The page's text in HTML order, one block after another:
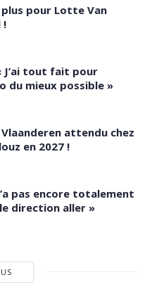
pour Lotte Van
!
J’ai tout fait pour
du mieux possible »
attendu chez
en 2027 !
pas encore totalement
direction aller »